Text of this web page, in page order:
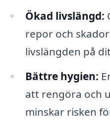
Ökad livslängd:
repor och
livslängden på
Bättre hygien:
att rengöra och
minskar risken